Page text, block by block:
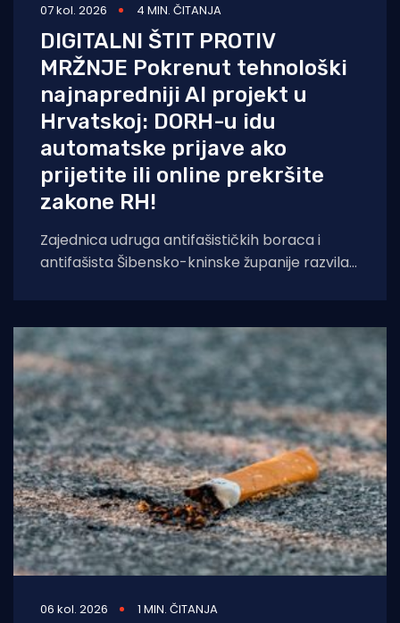
07 kol. 2026 4 MIN. ČITANJA
DIGITALNI ŠTIT PROTIV
MRŽNJE Pokrenut tehnološki
najnapredniji AI projekt u
Hrvatskoj: DORH-u idu
automatske prijave ako
prijetite ili online prekršite
zakone RH!
Zajednica udruga antifašističkih boraca i
antifašista Šibensko-kninske županije razvila
06 kol. 2026 1 MIN. ČITANJA